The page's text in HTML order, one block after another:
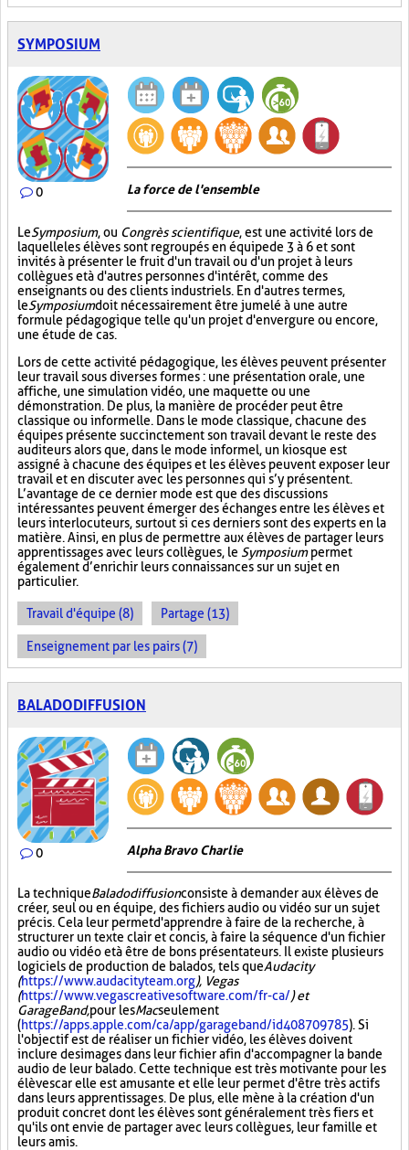
SYMPOSIUM
0 La force de l'ensemble
LeSymposium, ou Congrès scientifique, est une activité lors de
laquelle les élèves sont regroupés en équipe de 3 à 6 et sont
invités à présenter le fruit d'un travail ou d'un projet à leurs
collègues et à d'autres personnes d'intérêt, comme des
enseignants ou des clients industriels. En d'autres termes,
leSymposiumdoit nécessairement être jumelé à une autre
formule pédagogique telle qu'un projet d'envergure ou encore,
une étude de cas.
Lors de cette activité pédagogique, les élèves peuvent présenter
leur travail sous diverses formes : une présentation orale, une
affiche, une simulation vidéo, une maquette ou une
démonstration. De plus, la manière de procéder peut être
classique ou informelle. Dans le mode classique, chacune des
équipes présente succinctement son travail devant le reste des
auditeurs alors que, dans le mode informel, un kiosque est
assigné à chacune des équipes et les élèves peuvent exposer leur
travail et en discuter avec les personnes qui s’y présentent.
L’avantage de ce dernier mode est que des discussions
intéressantes peuvent émerger des échanges entre les élèves et
leurs interlocuteurs, surtout si ces derniers sont des experts en la
matière. Ainsi, en plus de permettre aux élèves de partager leurs
apprentissages avec leurs collègues, le Symposiumpermet
également d’enrichir leurs connaissances sur un sujet en
particulier.
Travail d'équipe (8) Partage (13)
Enseignement par les pairs (7)
BALADODIFFUSION
0 Alpha Bravo Charlie
La techniqueBaladodiffusionconsiste à demander aux élèves de
créer, seul ou en équipe, des fichiers audio ou vidéo sur un sujet
précis. Cela leur permet d'apprendre à faire de la recherche, à
structurer un texte clair et concis, à faire la séquence d'un fichier
audio ou vidéo et à être de bons présentateurs. Il existe plusieurs
logiciels de production de balados, tels queAudacity
(https://www.audacityteam.org), Vegas
(https://www.vegascreativesoftware.com/fr-ca/) et
GarageBand,pour lesMacseulement
(https://apps.apple.com/ca/app/garageband/id408709785). Si
l'objectif est de réaliser un fichier vidéo, les élèves doivent
inclure des images dans leur fichier afin d'accompagner la bande
audio de leur balado. Cette technique est très motivante pour les
élèves car elle est amusante et elle leur permet d'être très actifs
dans leurs apprentissages. De plus, elle mène à la création d'un
produit concret dont les élèves sont généralement très fiers et
qu'ils ont envie de partager avec leurs collègues, leur famille et
leurs amis.